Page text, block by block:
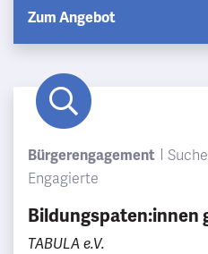
Zum Angebot
Bürgerengagement Suche
Engagierte
Bildungspaten:innen
TABULA e.V.